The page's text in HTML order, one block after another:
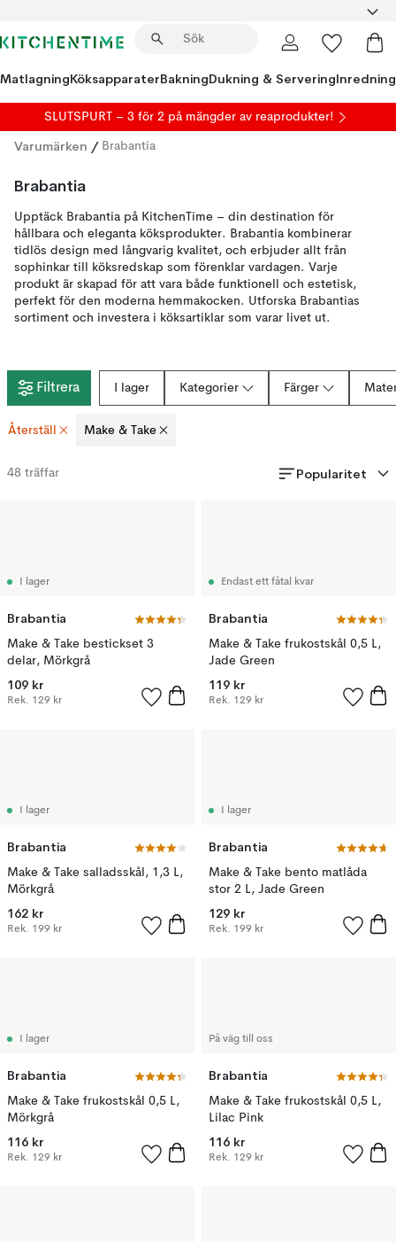
MatlagningKöksapparaterBakningDukning & ServeringInredning
SLUTSPURT – 3 för 2 på mängder av reaprodukter!
Varumärken / Brabantia
Brabantia
Upptäck Brabantia på KitchenTime – din destination för
hållbara och eleganta köksprodukter. Brabantia kombinerar
tidlös design med långvarig kvalitet, och erbjuder allt från
sophinkar till köksredskap som förenklar vardagen. Varje
produkt är skapad för att vara både funktionell och estetisk,
perfekt för den moderna hemmakocken. Utforska Brabantias
sortiment och investera i köksartiklar som varar livet ut.
Filtrera I lager Kategorier Färger
Återställ Make & Take
48 träffar Popularitet
I lager
Brabantia
Make & Take bestickset 3
delar, Mörkgrå
109 kr
Rek. 129 kr
Endast ett fåtal kvar
Brabantia
Make & Take frukostskål 0,5 L,
Jade Green
119 kr
Rek. 129 kr
I lager
Brabantia
Make & Take salladsskål, 1,3 L,
Mörkgrå
162 kr
Rek. 199 kr
I lager
Brabantia
Make & Take bento matlåda
stor 2 L, Jade Green
129 kr
Rek. 199 kr
I lager
Brabantia
Make & Take frukostskål 0,5 L,
Mörkgrå
116 kr
Rek. 129 kr
På väg till oss
Brabantia
Make & Take frukostskål 0,5 L,
Lilac Pink
116 kr
Rek. 129 kr